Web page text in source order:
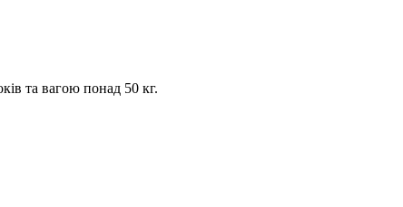
та вагою понад 50 кг.